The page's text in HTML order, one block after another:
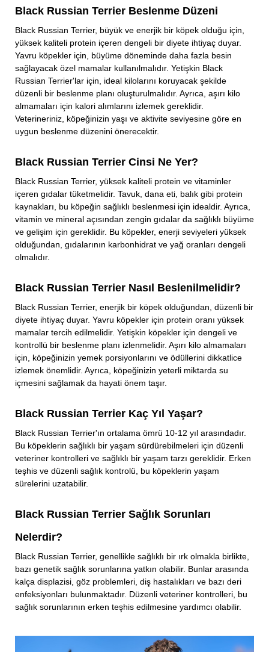
Black Russian Terrier Beslenme Düzeni
Black Russian Terrier, büyük ve enerjik bir köpek olduğu için,
yüksek kaliteli protein içeren dengeli bir diyete ihtiyaç duyar.
Yavru köpekler için, büyüme döneminde daha fazla besin
sağlayacak özel mamalar kullanılmalıdır. Yetişkin Black
Russian Terrier'lar için, ideal kilolarını koruyacak şekilde
düzenli bir beslenme planı oluşturulmalıdır. Ayrıca, aşırı kilo
almamaları için kalori alımlarını izlemek gereklidir.
Veterineriniz, köpeğinizin yaşı ve aktivite seviyesine göre en
uygun beslenme düzenini önerecektir.
Black Russian Terrier Cinsi Ne Yer?
Black Russian Terrier, yüksek kaliteli protein ve vitaminler
içeren gıdalar tüketmelidir. Tavuk, dana eti, balık gibi protein
kaynakları, bu köpeğin sağlıklı beslenmesi için idealdir. Ayrıca,
vitamin ve mineral açısından zengin gıdalar da sağlıklı büyüme
ve gelişim için gereklidir. Bu köpekler, enerji seviyeleri yüksek
olduğundan, gıdalarının karbonhidrat ve yağ oranları dengeli
olmalıdır.
Black Russian Terrier Nasıl Beslenilmelidir?
Black Russian Terrier, enerjik bir köpek olduğundan, düzenli bir
diyete ihtiyaç duyar. Yavru köpekler için protein oranı yüksek
mamalar tercih edilmelidir. Yetişkin köpekler için dengeli ve
kontrollü bir beslenme planı izlenmelidir. Aşırı kilo almamaları
için, köpeğinizin yemek porsiyonlarını ve ödüllerini dikkatlice
izlemek önemlidir. Ayrıca, köpeğinizin yeterli miktarda su
içmesini sağlamak da hayati önem taşır.
Black Russian Terrier Kaç Yıl Yaşar?
Black Russian Terrier'ın ortalama ömrü 10-12 yıl arasındadır.
Bu köpeklerin sağlıklı bir yaşam sürdürebilmeleri için düzenli
veteriner kontrolleri ve sağlıklı bir yaşam tarzı gereklidir. Erken
teşhis ve düzenli sağlık kontrolü, bu köpeklerin yaşam
sürelerini uzatabilir.
Black Russian Terrier Sağlık Sorunları
Nelerdir?
Black Russian Terrier, genellikle sağlıklı bir ırk olmakla birlikte,
bazı genetik sağlık sorunlarına yatkın olabilir. Bunlar arasında
kalça displazisi, göz problemleri, diş hastalıkları ve bazı deri
enfeksiyonları bulunmaktadır. Düzenli veteriner kontrolleri, bu
sağlık sorunlarının erken teşhis edilmesine yardımcı olabilir.